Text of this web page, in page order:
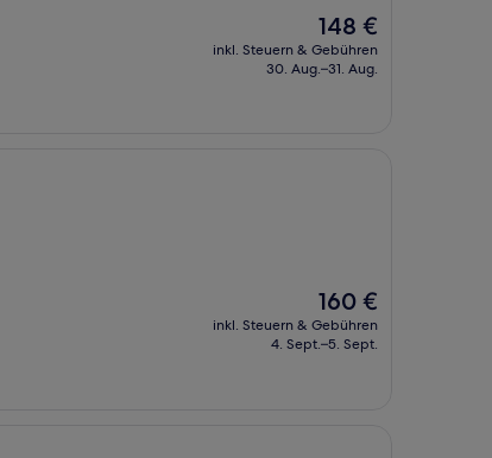
Der
Preis
beträgt
148 €
inkl. Steuern & Gebühren
30. Aug.–31. Aug.
Der
Preis
beträgt
160 €
inkl. Steuern & Gebühren
4. Sept.–5. Sept.